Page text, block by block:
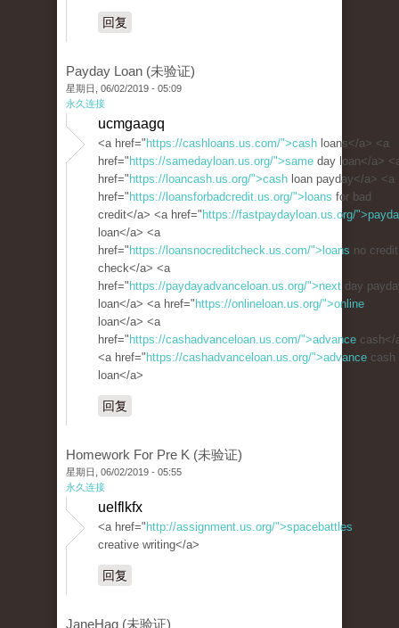
回复
Payday Loan (未验证)
星期日, 06/02/2019 - 05:09
永久连接
ucmgaagq
<a href=" https://cashloans.us.com/">cash loans</a> <a
href=" https://samedayloan.us.org/">same day loan</a>
href=" https://loancash.us.org/">cash loan payday</a> <a
href=" https://loansforbadcredit.us.org/">loans for bad
credit</a> <a href=" https://fastpaydayloan.us.org/
loan</a> <a
href=" https://loansnocreditcheck.us.com/">loans no credit
check</a> <a
href=" https://paydayadvanceloan.us.org/">next day
loan</a> <a href=" https://onlineloan.us.org/">online
loan</a> <a
href=" https://cashadvanceloan.us.com/">advance cash</
<a href=" https://cashadvanceloan.us.org/">advance cash
loan</a>
回复
Homework For Pre K (未验证)
星期日, 06/02/2019 - 05:55
永久连接
uelflkfx
<a href=" http://assignment.us.org/">spacebattles
creative writing</a>
回复
JaneHag (未验证)